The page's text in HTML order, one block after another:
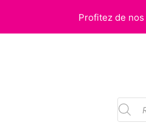
Profitez de
de
produits